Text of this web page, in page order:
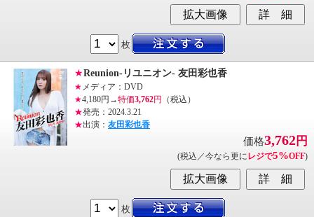
枚
★Reunion-リユニオン- 友田彩也香
★ メディア：DVD
★4,180円→特価3,762円
（税込）
★発売：2024.3.21
★出演： 友田彩也香
価格3,762円
(税込／今なら更に レジで5%OFF)
枚